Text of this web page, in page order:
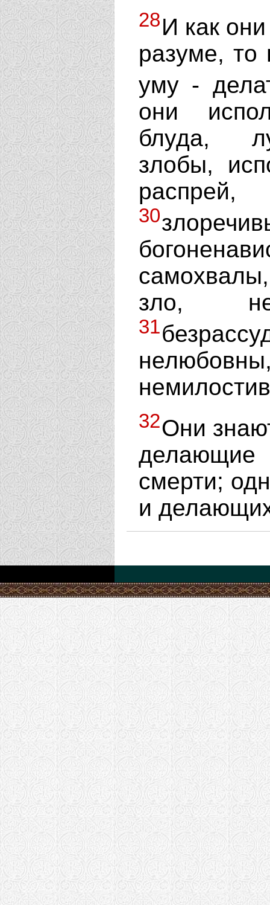
28И как
разуме, то
уму -
они
блуда,
злобы,
30
зло,
31
32Они
смерти;
и